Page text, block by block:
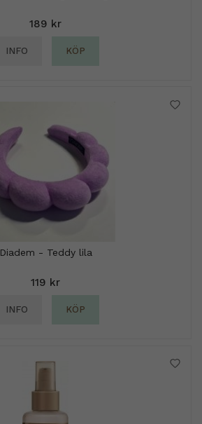
189 kr
INFO KÖP
Diadem - Teddy lila
119 kr
INFO KÖP